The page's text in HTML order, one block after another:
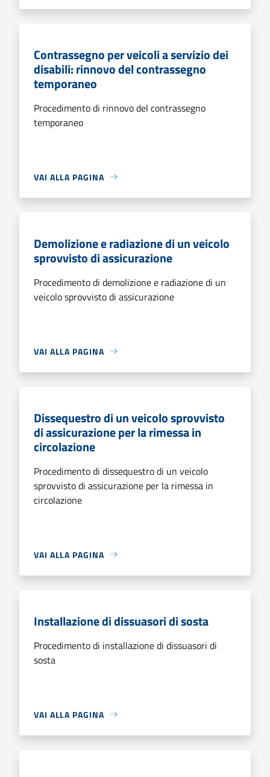
Contrassegno per veicoli a servizio dei
disabili: rinnovo del contrassegno
temporaneo
Procedimento di rinnovo del contrassegno
temporaneo
VAI ALLA PAGINA
Demolizione e radiazione di un veicolo
sprovvisto di assicurazione
Procedimento di demolizione e radiazione di un
veicolo sprovvisto di assicurazione
VAI ALLA PAGINA
Dissequestro di un veicolo sprovvisto
di assicurazione per la rimessa in
circolazione
Procedimento di dissequestro di un veicolo
sprovvisto di assicurazione per la rimessa in
circolazione
VAI ALLA PAGINA
Installazione di dissuasori di sosta
Procedimento di installazione di dissuasori di
sosta
VAI ALLA PAGINA